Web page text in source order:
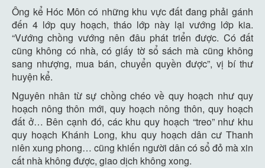
Ông kể Hóc Môn có những khu vực đất đang phải gánh
đến 4 lớp quy hoạch, tháo lớp này lại vướng lớp kia.
“Vướng chồng vướng nên đâu phát triển được. Có đất
cũng không có nhà, có giấy tờ sổ sách mà cũng không
sang nhượng, mua bán, chuyển quyền được”, vị bí thư
huyện kể.
Nguyên nhân từ sự chồng chéo về quy hoạch như quy
hoạch nông thôn mới, quy hoạch nông thôn, quy hoạch
đất ở… Bên cạnh đó, các khu quy hoạch “treo” như khu
quy hoạch Khánh Long, khu quy hoạch dân cư Thanh
niên xung phong… cũng khiến người dân có sổ đỏ mà xin
cất nhà không được, giao dịch không xong.